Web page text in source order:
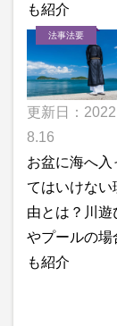
も紹介
法事法要
更新日：
8.16
お盆に海へ入
てはいけない
由とは？川遊
やプールの場
も紹介